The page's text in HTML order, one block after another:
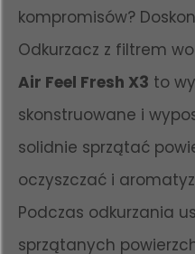
kompromisów?
Odkurzacz z filtrem
Air Feel Fresh X3 to
skonstruowane i
solidnie sprzątać
oczyszczać i
Podczas odkurzania
sprzątanych